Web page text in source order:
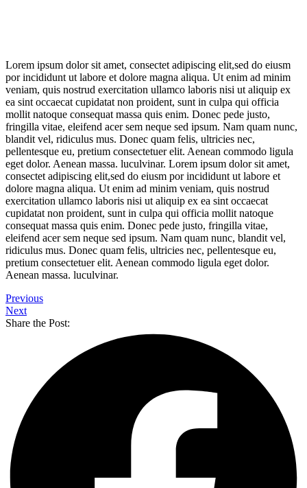
Lorem ipsum dolor sit amet, consectet adipiscing elit,sed do eiusm
por incididunt ut labore et dolore magna aliqua. Ut enim ad minim
veniam, quis nostrud exercitation ullamco laboris nisi ut aliquip ex
ea sint occaecat cupidatat non proident, sunt in culpa qui officia
mollit natoque consequat massa quis enim. Donec pede justo,
fringilla vitae, eleifend acer sem neque sed ipsum. Nam quam nunc,
blandit vel, ridiculus mus. Donec quam felis, ultricies nec,
pellentesque eu, pretium consectetuer elit. Aenean commodo ligula
eget dolor. Aenean massa. luculvinar. Lorem ipsum dolor sit amet,
consectet adipiscing elit,sed do eiusm por incididunt ut labore et
dolore magna aliqua. Ut enim ad minim veniam, quis nostrud
exercitation ullamco laboris nisi ut aliquip ex ea sint occaecat
cupidatat non proident, sunt in culpa qui officia mollit natoque
consequat massa quis enim. Donec pede justo, fringilla vitae,
eleifend acer sem neque sed ipsum. Nam quam nunc, blandit vel,
ridiculus mus. Donec quam felis, ultricies nec, pellentesque eu,
pretium consectetuer elit. Aenean commodo ligula eget dolor.
Aenean massa. luculvinar.
Previous
Next
Share the Post: